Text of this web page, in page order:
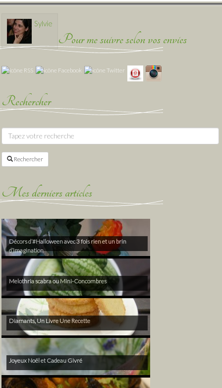
Sylvie
Pour me suivre selon vos envies
Rechercher
Rechercher
Mes derniers articles
Décors d’#Halloween avec 3 fois rien et un brin
d’imagination
Melothria scabra ou Mini-Concombres
Diamants, Un Livre Une Recette
Joyeux Noël et Cadeau Givré